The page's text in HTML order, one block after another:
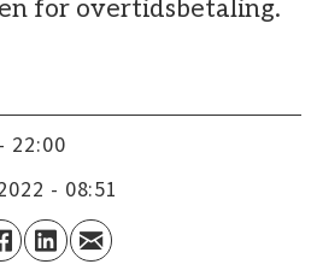
for overtidsbetaling.
22:00
- 08:51